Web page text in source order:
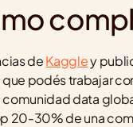
de Kaggle y
podés trabajar
data
20-30% de una